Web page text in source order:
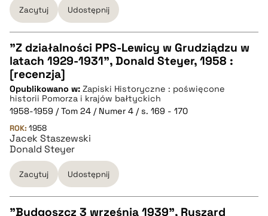
pobierz cytat
Zacytuj Udostępnij
CZYSTY TEKST
pobierz cytat
BIBTEX
pobierz cytat
"Z działalności PPS-Lewicy w Grudziądzu w
latach 1929-1931", Donald Steyer, 1958 :
[recenzja]
Opublikowano w: Zapiski Historyczne : poświęcone
historii Pomorza i krajów bałtyckich
1958-1959 / Tom 24 / Numer 4 / s. 169 - 170
ROK: 1958
Jacek Staszewski
Donald Steyer
Zacytuj Udostępnij
"Bydgoszcz 3 września 1939", Ryszard